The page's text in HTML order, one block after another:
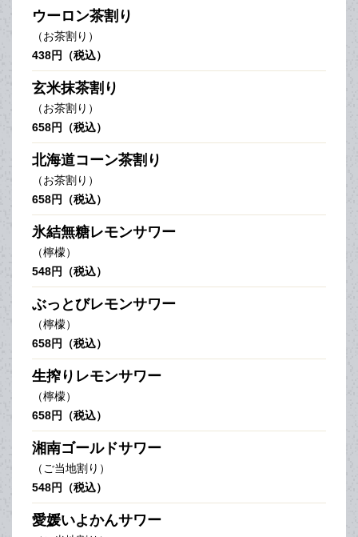
ウーロン茶割り
（お茶割り）
438円（税込）
玄米抹茶割り
（お茶割り）
658円（税込）
北海道コーン茶割り
（お茶割り）
658円（税込）
氷結無糖レモンサワー
（檸檬）
548円（税込）
ぶっとびレモンサワー
（檸檬）
658円（税込）
生搾りレモンサワー
（檸檬）
658円（税込）
湘南ゴールドサワー
（ご当地割り）
548円（税込）
愛媛いよかんサワー